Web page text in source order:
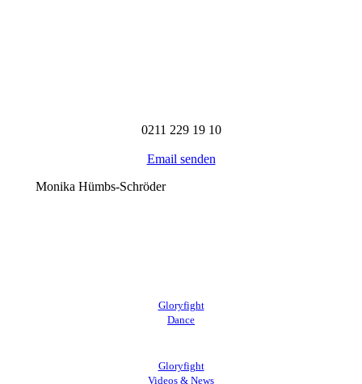
0211 229 19 10
Email senden
Monika Hümbs-Schröder
Gloryfight
Dance
Gloryfight
Videos & News